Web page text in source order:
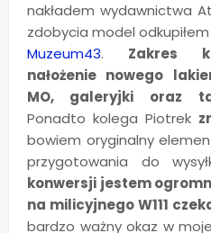
nakładem wydawnictwa
zdobycia model
Muzeum43. Zakres
nałożenie nowego
MO, galeryjki oraz
Ponadto kolega Piotrek
bowiem oryginalny
przygotowania do
konwersji jestem
na milicyjnego W111
bardzo ważny okaz w